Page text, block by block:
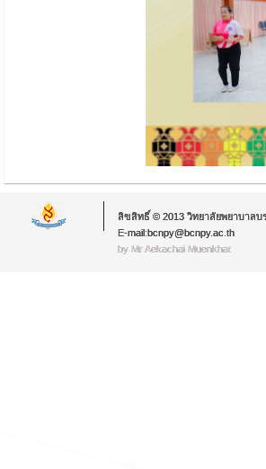
ลิขสิทธิ์ © 2013 วิทยาลัยพยาบาลบ
E-mail:bcnpy@bcnpy.ac.th
by Mr.Aekachai Muenkhat